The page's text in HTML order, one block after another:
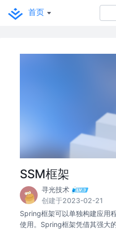
首页
SSM框架
寻光技术
创建于2023-02-21
Spring框架可以单独构建应用
使用。Spring框架凭借其强大